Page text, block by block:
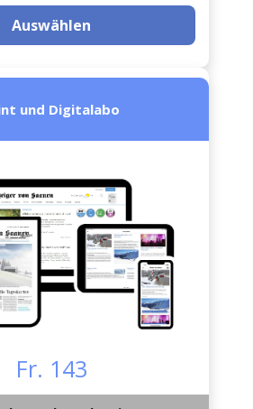
Auswählen
und Digitalabo
Fr. 143